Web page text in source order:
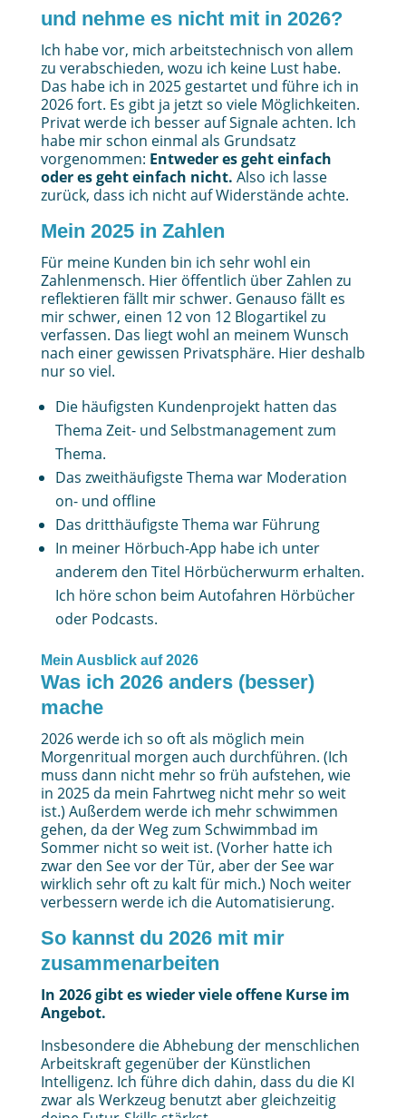
und nehme es nicht mit in 2026?
Ich habe vor, mich arbeitstechnisch von allem
zu verabschieden, wozu ich keine Lust habe.
Das habe ich in 2025 gestartet und führe ich in
2026 fort. Es gibt ja jetzt so viele Möglichkeiten.
Privat werde ich besser auf Signale achten. Ich
habe mir schon einmal als Grundsatz
vorgenommen: Entweder es geht einfach
oder es geht einfach nicht. Also ich lasse
zurück, dass ich nicht auf Widerstände achte.
Mein 2025 in Zahlen
Für meine Kunden bin ich sehr wohl ein
Zahlenmensch. Hier öffentlich über Zahlen zu
reflektieren fällt mir schwer. Genauso fällt es
mir schwer, einen 12 von 12 Blogartikel zu
verfassen. Das liegt wohl an meinem Wunsch
nach einer gewissen Privatsphäre. Hier deshalb
nur so viel.
Die häufigsten Kundenprojekt hatten das
Thema Zeit- und Selbstmanagement zum
Thema.
Das zweithäufigste Thema war Moderation
on- und offline
Das dritthäufigste Thema war Führung
In meiner Hörbuch-App habe ich unter
anderem den Titel Hörbücherwurm erhalten.
Ich höre schon beim Autofahren Hörbücher
oder Podcasts.
Mein Ausblick auf 2026
Was ich 2026 anders (besser)
mache
2026 werde ich so oft als möglich mein
Morgenritual morgen auch durchführen. (Ich
muss dann nicht mehr so früh aufstehen, wie
in 2025 da mein Fahrtweg nicht mehr so weit
ist.) Außerdem werde ich mehr schwimmen
gehen, da der Weg zum Schwimmbad im
Sommer nicht so weit ist. (Vorher hatte ich
zwar den See vor der Tür, aber der See war
wirklich sehr oft zu kalt für mich.) Noch weiter
verbessern werde ich die Automatisierung.
So kannst du 2026 mit mir
zusammenarbeiten
In 2026 gibt es wieder viele offene Kurse im
Angebot.
Insbesondere die Abhebung der menschlichen
Arbeitskraft gegenüber der Künstlichen
Intelligenz. Ich führe dich dahin, dass du die KI
zwar als Werkzeug benutzt aber gleichzeitig